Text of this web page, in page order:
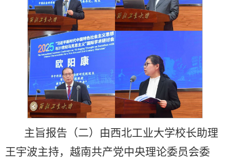
主旨报告（二）由西北工业大学校长助理
王宇波主持，越南共产党中央理论委员会委